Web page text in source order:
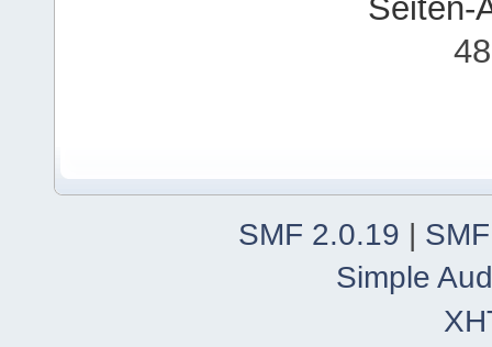
Seiten-
SMF 2.0.19 |
Simple